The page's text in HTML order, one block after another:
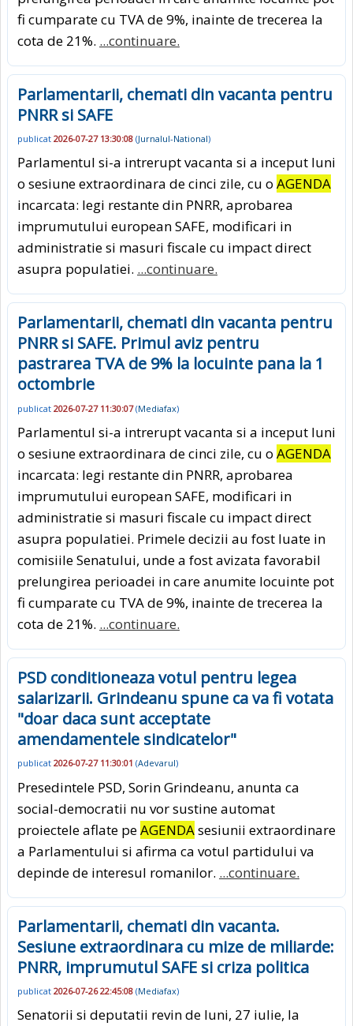
fi cumparate cu TVA de 9%, inainte de trecerea la
cota de 21%. ...continuare.
Parlamentarii, chemati din vacanta pentru
PNRR si SAFE
publicat 2026-07-27 13:30:08 (Jurnalul-National)
Parlamentul si-a intrerupt vacanta si a inceput luni
o sesiune extraordinara de cinci zile, cu o AGENDA
incarcata: legi restante din PNRR, aprobarea
imprumutului european SAFE, modificari in
administratie si masuri fiscale cu impact direct
asupra populatiei. ...continuare.
Parlamentarii, chemati din vacanta pentru
PNRR si SAFE. Primul aviz pentru
pastrarea TVA de 9% la locuinte pana la 1
octombrie
publicat 2026-07-27 11:30:07(Mediafax)
Parlamentul si-a intrerupt vacanta si a inceput luni
o sesiune extraordinara de cinci zile, cu o AGENDA
incarcata: legi restante din PNRR, aprobarea
imprumutului european SAFE, modificari in
administratie si masuri fiscale cu impact direct
asupra populatiei. Primele decizii au fost luate in
comisiile Senatului, unde a fost avizata favorabil
prelungirea perioadei in care anumite locuinte pot
fi cumparate cu TVA de 9%, inainte de trecerea la
cota de 21%. ...continuare.
PSD conditioneaza votul pentru legea
salarizarii. Grindeanu spune ca va fi votata
"doar daca sunt acceptate
amendamentele sindicatelor"
publicat 2026-07-27 11:30:01 (Adevarul)
Presedintele PSD, Sorin Grindeanu, anunta ca
social-democratii nu vor sustine automat
proiectele aflate peAGENDAsesiunii extraordinare
a Parlamentului si afirma ca votul partidului va
depinde de interesul romanilor. ...continuare.
Parlamentarii, chemati din vacanta.
Sesiune extraordinara cu mize de miliarde:
PNRR, imprumutul SAFE si criza politica
publicat 2026-07-26 22:45:08 (Mediafax)
Senatorii si deputatii revin de luni, 27 iulie, la